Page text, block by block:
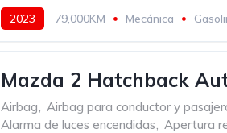
2023 79,000KM Mecánica
Mazda 2 Hatchback
Airbag, Airbag para conductor y
Alarma de luces encendidas, Apertura